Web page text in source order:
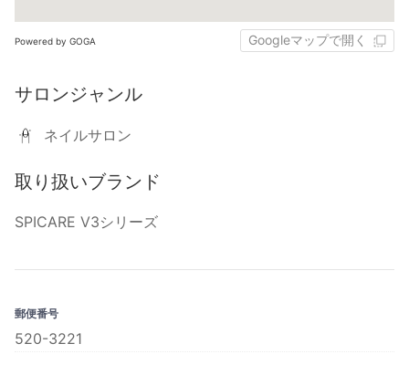
Powered by GOGA Googleマップで開く
サロンジャンル
ネイルサロン
取り扱いブランド
SPICARE V3シリーズ
郵便番号
520-3221